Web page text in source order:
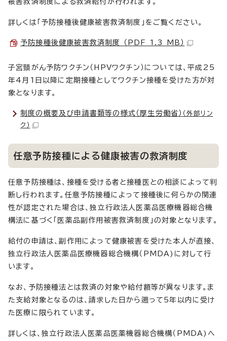
詳しくは「予防接種後健康被害救済制度」をご覧ください。
予防接種後健康被害救済制度 （PDF 1.3 MB）
子宮頸がん予防ワクチン（HPVワクチン）については、平成25
年4月1日以降に定期接種としてワクチン接種を受けた方が対
象となります。
制度の概要及び申請書類等の様式（厚生労働省） （外部リン
ク）
任意予防接種による健康被害の救済制度
任意予防接種は、接種を受ける者と接種医との相談によって判
断し行われます。任意予防接種によって接種後に何らかの関連
性が認定された場合は、独立行政法人医薬品医療機器総合機
構法に基づく「医薬品副作用被害救済制度」の対象となります。
給付の申請は、副作用によって健康被害を受けた本人が直接、
独立行政法人医薬品医療機器総合機構（PMDA)に対して行
います。
なお、予防接種法とは救済の対象や給付額等が異なります。ま
た支給対象となるのは、請求した日から遡って5年以内に受け
た医療に限られています。
詳しくは、独立行政法人医薬品医薬機器総合機構（PMDA)へ